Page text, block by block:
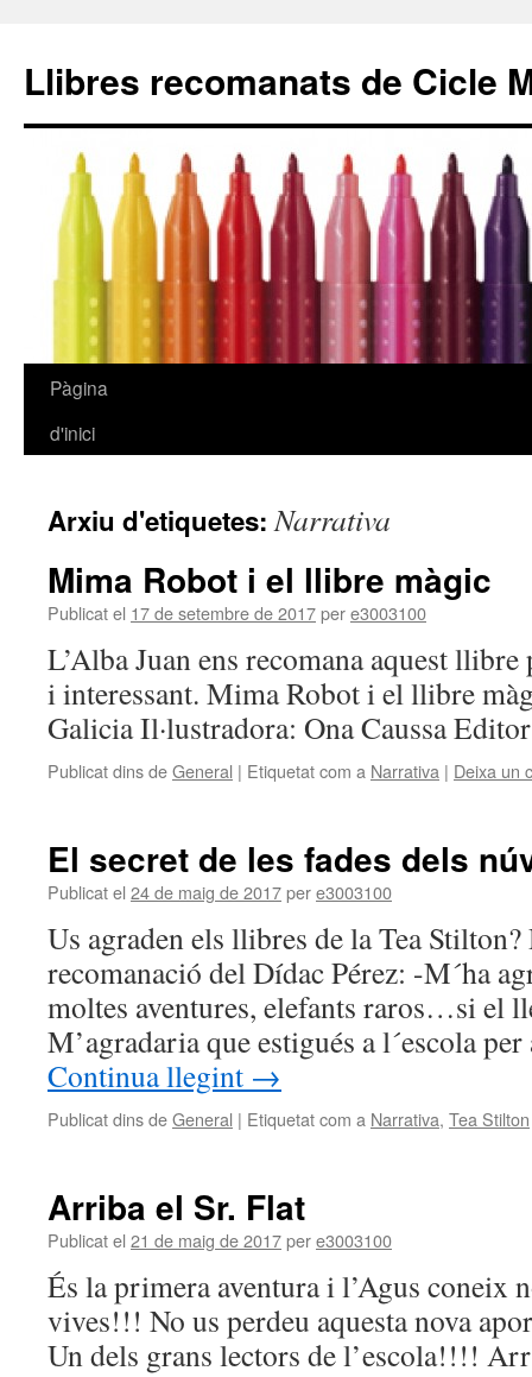
Llibres recomanats de Cicle
Vés
Pàgina
d'inici
Arxiu d'etiquetes:Narrativa
Mima Robot i el llibre màgic
Publicat el 17 de setembre de 2017pere3003100
L’Alba Juan ens recomana aquest
i interessant. Mima Robot i el llibre
Galicia Il·lustradora: Ona Caussa
Publicat dins deGeneral | Etiquetat com a Narrativa | Deixa un
El secret de les fades dels
Publicat el 24 de maig de 2017pere3003100
Us agraden els llibres de la Tea
recomanació del Dídac Pérez: -M´ha
moltes aventures, elefants raros…si el
M’agradaria que estigués a l´escola
Continua llegint →
Publicat dins deGeneral | Etiquetat com a Narrativa, Tea Stilton
Arriba el Sr. Flat
Publicat el 21 de maig de 2017pere3003100
És la primera aventura i l’Agus coneix
vives!!! No us perdeu aquesta nova
Un dels grans lectors de l’escola!!!!